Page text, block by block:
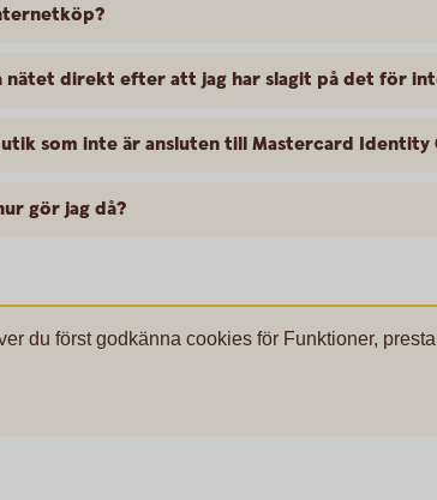
nätet direkt efter att jag har slagit på det för
som inte är ansluten till Mastercard Identity
gör jag då?
du först godkänna cookies för Funktioner,